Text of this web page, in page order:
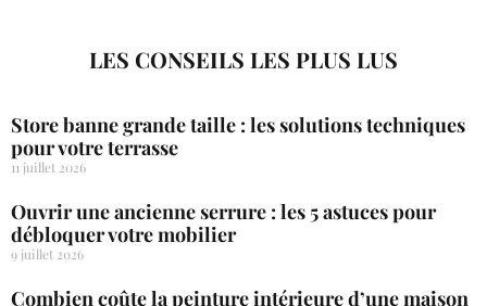
LES CONSEILS LES PLUS LUS
Store banne grande taille : les solutions techniques
pour votre terrasse
11 juillet 2026
Ouvrir une ancienne serrure : les 5 astuces pour
débloquer votre mobilier
9 juillet 2026
Combien coûte la peinture intérieure d’une maison